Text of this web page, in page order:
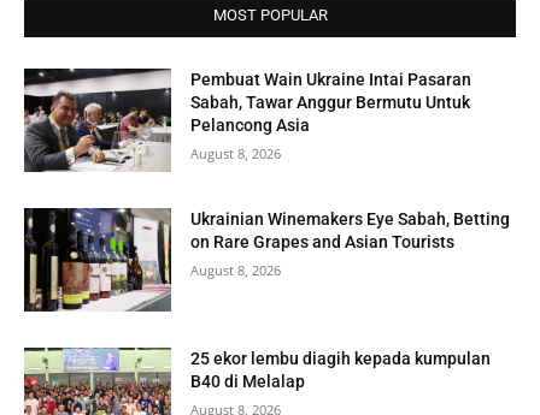
MOST POPULAR
Pembuat Wain Ukraine Intai Pasaran
Sabah, Tawar Anggur Bermutu Untuk
Pelancong Asia
August 8, 2026
Ukrainian Winemakers Eye Sabah, Betting
on Rare Grapes and Asian Tourists
August 8, 2026
25 ekor lembu diagih kepada kumpulan
B40 di Melalap
August 8, 2026